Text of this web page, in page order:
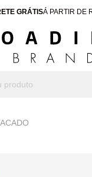
GRÁTISÁ PARTIR DE
ENTREGA PARA TODO
10% OFFCUPOM: